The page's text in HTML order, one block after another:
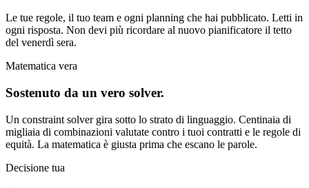
Le tue regole, il tuo team e ogni planning che hai pubblicato. Letti in
ogni risposta. Non devi più ricordare al nuovo pianificatore il tetto
del venerdì sera.
Matematica vera
Sostenuto da un vero solver.
Un constraint solver gira sotto lo strato di linguaggio. Centinaia di
migliaia di combinazioni valutate contro i tuoi contratti e le regole di
equità. La matematica è giusta prima che escano le parole.
Decisione tua